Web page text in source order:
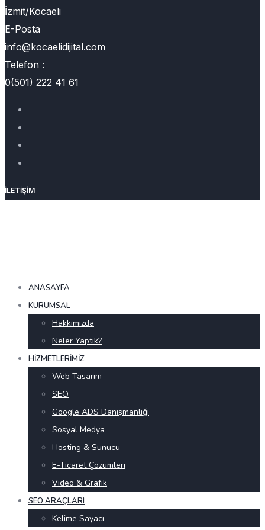
İzmit/Kocaeli
E-Posta
info@kocaelidijital.com
Telefon :
0(501) 222 41 61
İLETIŞIM
ANASAYFA
KURUMSAL
Hakkımızda
Neler Yaptık?
HIZMETLERIMIZ
Web Tasarım
SEO
Google ADS Danışmanlığı
Sosyal Medya
Hosting & Sunucu
E-Ticaret Çözümleri
Video & Grafik
SEO ARAÇLARI
Kelime Sayacı